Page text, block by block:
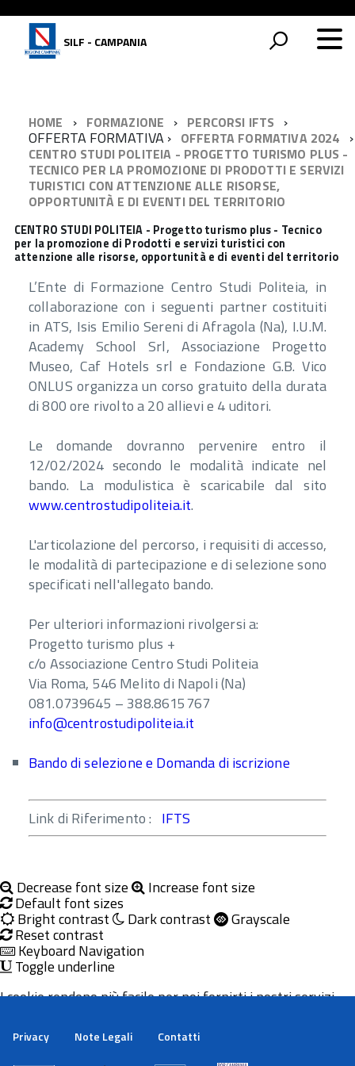
SILF - CAMPANIA
HOME FORMAZIONE PERCORSI IFTS
OFFERTA FORMATIVA
OFFERTA FORMATIVA 2024
CENTRO STUDI POLITEIA - PROGETTO TURISMO PLUS -
TECNICO PER LA PROMOZIONE DI PRODOTTI E SERVIZI
TURISTICI CON ATTENZIONE ALLE RISORSE,
OPPORTUNITÀ E DI EVENTI DEL TERRITORIO
CENTRO STUDI POLITEIA - Progetto turismo plus - Tecnico
per la promozione di Prodotti e servizi turistici con
attenzione alle risorse, opportunità e di eventi del territorio
L’Ente di Formazione Centro Studi Politeia, in
collaborazione con i seguenti partner costituiti
in ATS, Isis Emilio Sereni di Afragola (Na), I.U.M.
Academy School Srl, Associazione Progetto
Museo, Caf Hotels srl e Fondazione G.B. Vico
ONLUS organizza un corso gratuito della durata
di 800 ore rivolto a 20 allievi e 4 uditori.
Le domande dovranno pervenire entro il
12/02/2024 secondo le modalità indicate nel
bando. La modulistica è scaricabile dal sito
www.centrostudipoliteia.it.
L'articolazione del percorso, i requisiti di accesso,
le modalità di partecipazione e di selezione sono
specificati nell'allegato bando.
Per ulteriori informazioni rivolgersi a:
Progetto turismo plus +
c/o Associazione Centro Studi Politeia
Via Roma, 546 Melito di Napoli (Na)
081.0739645 – 388.8615767
info@centrostudipoliteia.it
Bando di selezione e Domanda di iscrizione
Link di Riferimento : IFTS
Decrease font size Increase font size
Default font sizes
Bright contrast Dark contrast Grayscale
Reset contrast
Keyboard Navigation
Toggle underline
Privacy Note Legali Contatti
I cookie rendono più facile per noi fornirti i nostri servizi.
cookie.
Maggiori informazioni